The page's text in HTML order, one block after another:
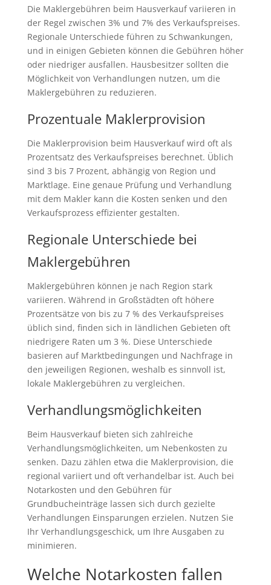
Die Maklergebühren beim Hausverkauf variieren in
der Regel zwischen 3% und 7% des Verkaufspreises.
Regionale Unterschiede führen zu Schwankungen,
und in einigen Gebieten können die Gebühren höher
oder niedriger ausfallen. Hausbesitzer sollten die
Möglichkeit von Verhandlungen nutzen, um die
Maklergebühren zu reduzieren.
Prozentuale Maklerprovision
Die Maklerprovision beim Hausverkauf wird oft als
Prozentsatz des Verkaufspreises berechnet. Üblich
sind 3 bis 7 Prozent, abhängig von Region und
Marktlage. Eine genaue Prüfung und Verhandlung
mit dem Makler kann die Kosten senken und den
Verkaufsprozess effizienter gestalten.
Regionale Unterschiede bei
Maklergebühren
Maklergebühren können je nach Region stark
variieren. Während in Großstädten oft höhere
Prozentsätze von bis zu 7 % des Verkaufspreises
üblich sind, finden sich in ländlichen Gebieten oft
niedrigere Raten um 3 %. Diese Unterschiede
basieren auf Marktbedingungen und Nachfrage in
den jeweiligen Regionen, weshalb es sinnvoll ist,
lokale Maklergebühren zu vergleichen.
Verhandlungsmöglichkeiten
Beim Hausverkauf bieten sich zahlreiche
Verhandlungsmöglichkeiten, um Nebenkosten zu
senken. Dazu zählen etwa die Maklerprovision, die
regional variiert und oft verhandelbar ist. Auch bei
Notarkosten und den Gebühren für
Grundbucheinträge lassen sich durch gezielte
Verhandlungen Einsparungen erzielen. Nutzen Sie
Ihr Verhandlungsgeschick, um Ihre Ausgaben zu
minimieren.
Welche Notarkosten fallen